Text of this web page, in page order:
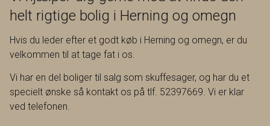
helt rigtige bolig i Herning og omegn
Hvis du leder efter et godt køb i Herning og omegn, er du
velkommen til at tage fat i os.
Vi har en del boliger til salg som skuffesager, og har du et
specielt ønske så kontakt os på tlf. 52397669. Vi er klar
ved telefonen.